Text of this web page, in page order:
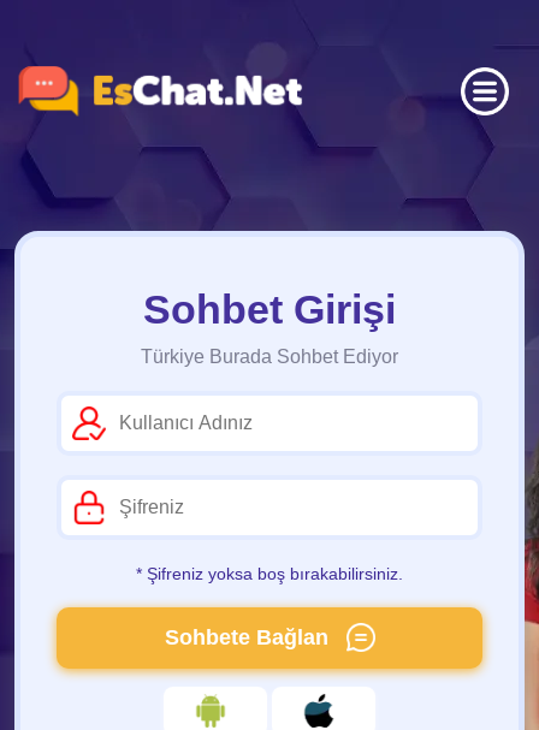
Sohbet Girişi
Türkiye Burada Sohbet Ediyor
* Şifreniz yoksa boş bırakabilirsiniz.
Sohbete Bağlan